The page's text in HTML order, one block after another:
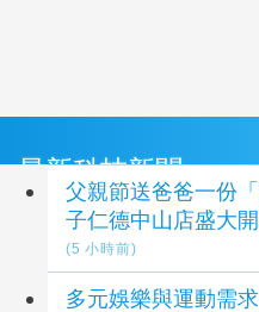
最新科技新聞
父親節送爸爸一份
子仁德中山店盛大
(5 小時前)
多元娛樂與運動需